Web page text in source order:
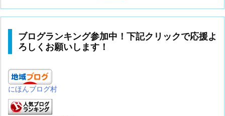
ブログランキング参加中！下記クリックで応援よ
ろしくお願いします！
にほんブログ村